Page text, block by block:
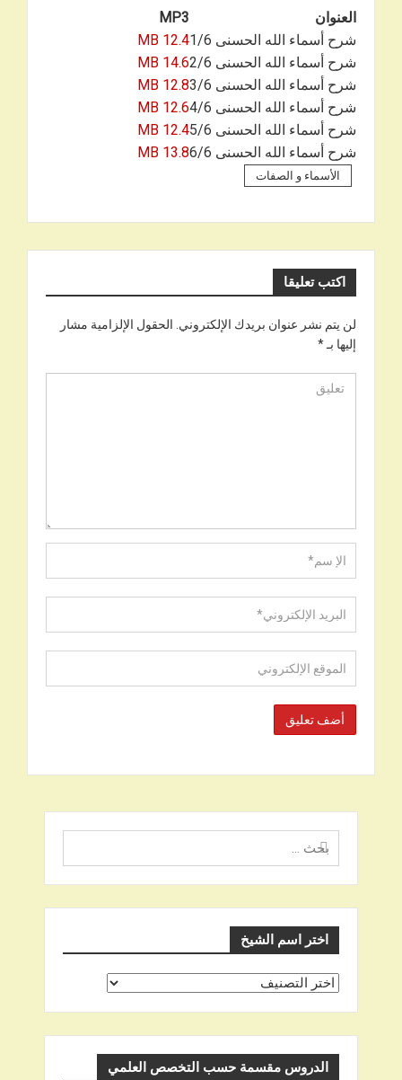
العنوان
MP3
شرح أسماء الله الحسنى 1/6
12.4 MB
شرح أسماء الله الحسنى 2/6
14.6 MB
شرح أسماء الله الحسنى 3/6
12.8 MB
شرح أسماء الله الحسنى 4/6
12.6 MB
شرح أسماء الله الحسنى 5/6
12.4 MB
شرح أسماء الله الحسنى 6/6
13.8 MB
الأسماء و الصفات
اكتب تعليقا
لن يتم نشر عنوان بريدك الإلكتروني. الحقول الإلزامية مشار
إليها بـ*
البحث
عن
اختر اسم الشيخ
اختر
الدروس مقسمة حسب التخصص العلمي